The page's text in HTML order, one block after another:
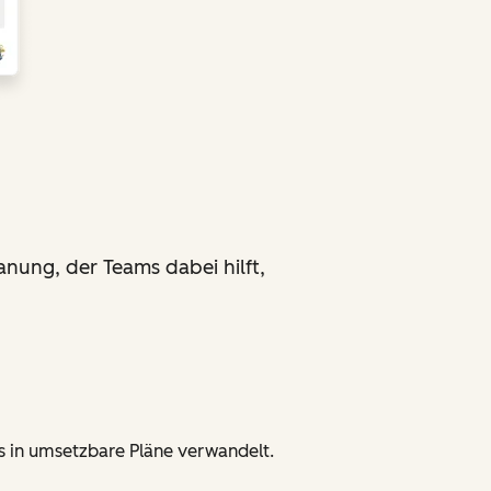
der Teams dabei hilft,
in umsetzbare Pläne verwandelt.